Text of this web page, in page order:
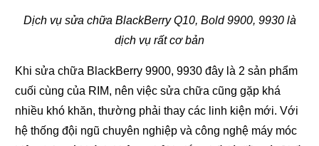
Dịch vụ sửa chữa BlackBerry Q10, Bold 9900, 9930 là
dịch vụ rất cơ bản
Khi sửa chữa BlackBerry 9900, 9930 đây là 2 sản phẩm
cuối cùng của RIM, nên việc sửa chữa cũng gặp khá
nhiều khó khăn, thường phải thay các linh kiện mới. Với
hệ thống đội ngũ chuyên nghiệp và công nghệ máy móc